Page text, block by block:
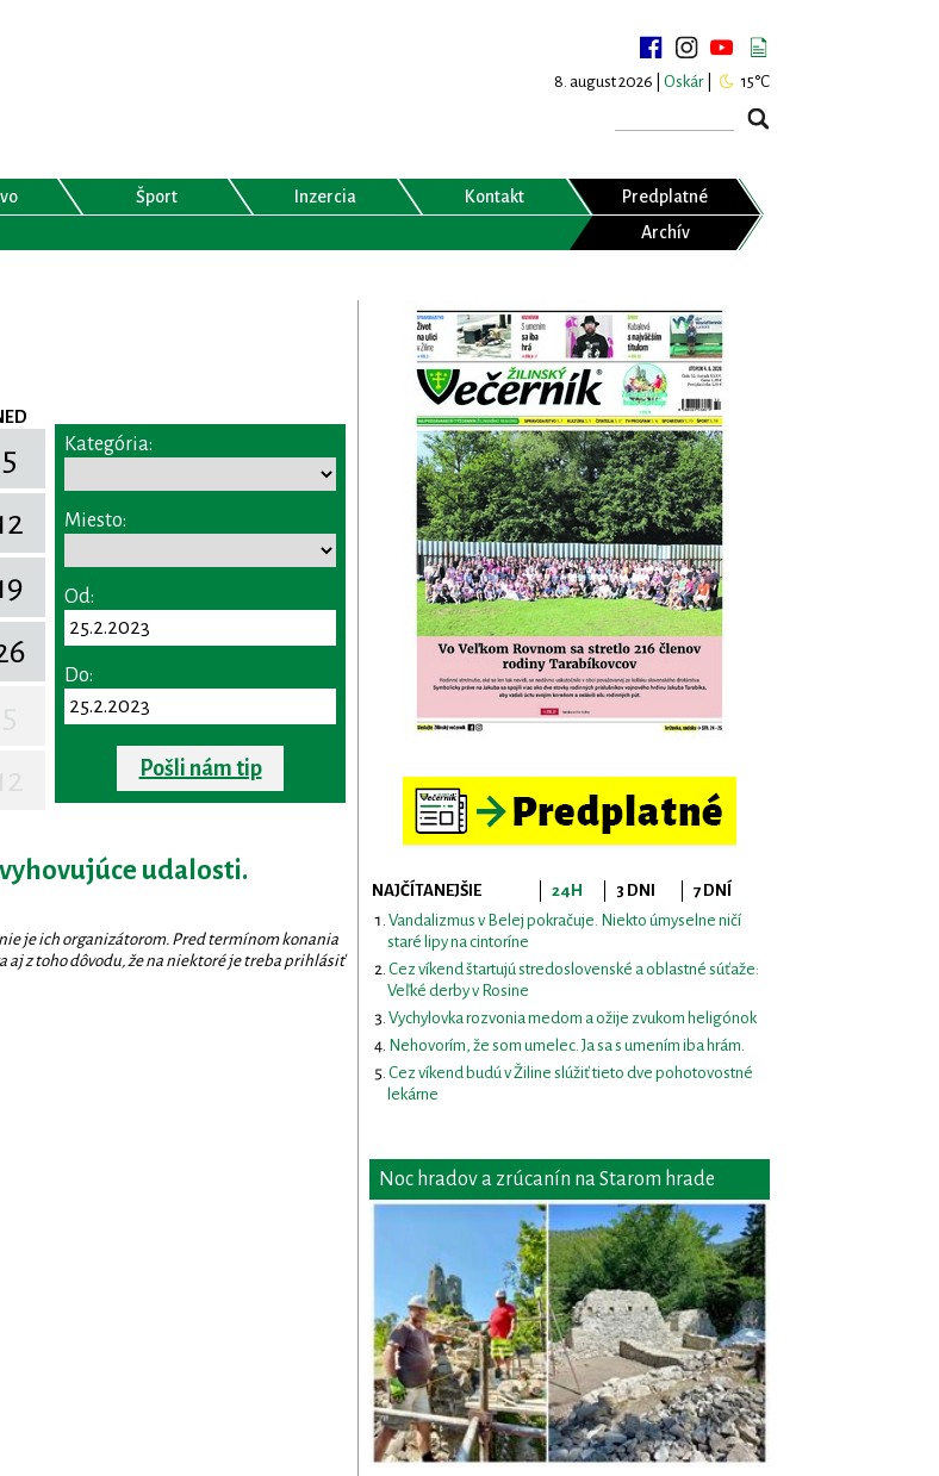
8. august 2026 | Oskár 15°C
Šport Inzercia Kontakt
Predplatné
Archív
5
Kategória:
Miesto:
Od:
Do:
Pošli nám tip
udalosti.
je ich organizátorom. Pred termínom konania
z toho dôvodu, že na niektoré je treba prihlásiť
NAJČÍTANEJŠIE 24H 3 DNI
7 DNÍ
Vandalizmus v Belej pokračuje. Niekto úmyselne ničí
staré lipy na cintoríne
Cez víkend štartujú stredoslovenské a oblastné súťaže:
Veľké derby v Rosine
Vychylovka rozvonia medom a ožije zvukom heligónok
Nehovorím, že som umelec. Ja sa s umením iba hrám.
Cez víkend budú v Žiline slúžiť tieto dve pohotovostné
lekárne
Noc hradov a zrúcanín na Starom hrade